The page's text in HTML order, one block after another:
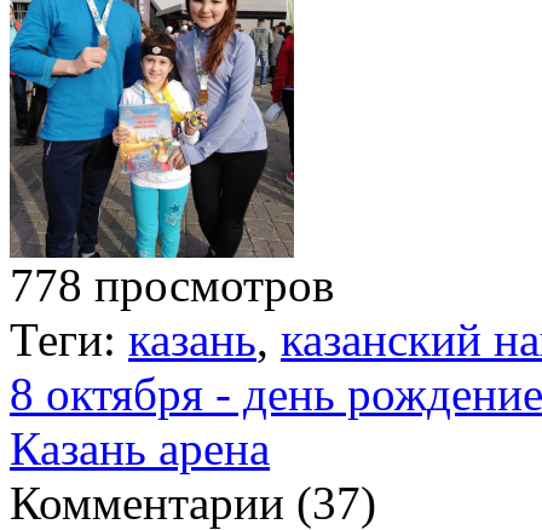
778 просмотров
Теги: казань, казанский
8 октября - день
Казань арена
Комментарии (37)